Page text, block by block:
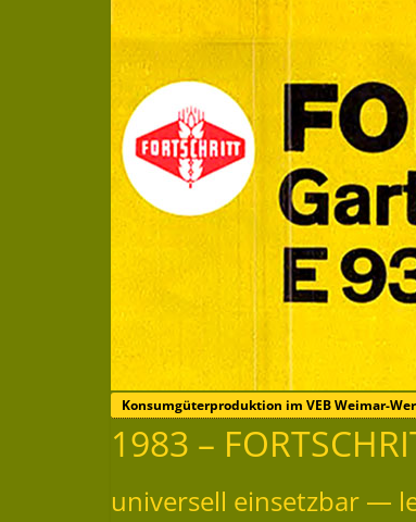
Konsumgüterproduktion im VEB Weimar-
1983 –
universell einsetzbar —